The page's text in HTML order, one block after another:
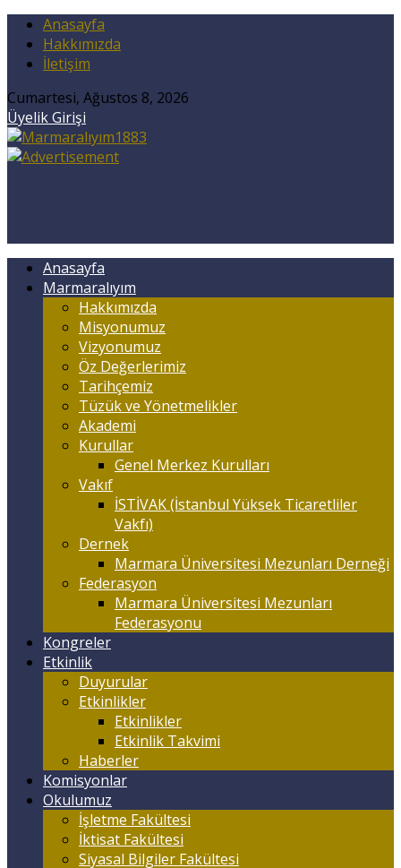
Anasayfa
Hakkımızda
İletişim
Cumartesi, Ağustos 8, 2026
Üyelik Girişi
Anasayfa
Marmaralıyım
Hakkımızda
Misyonumuz
Vizyonumuz
Öz Değerlerimiz
Tarihçemiz
Tüzük ve Yönetmelikler
Akademi
Kurullar
Genel Merkez Kurulları
Vakıf
İSTİVAK (İstanbul Yüksek Ticaretliler
Vakfı)
Dernek
Marmara Üniversitesi Mezunları Derneği
Federasyon
Marmara Üniversitesi Mezunları
Federasyonu
Kongreler
Etkinlik
Duyurular
Etkinlikler
Etkinlikler
Etkinlik Takvimi
Haberler
Komisyonlar
Okulumuz
İşletme Fakültesi
İktisat Fakültesi
Siyasal Bilgiler Fakültesi